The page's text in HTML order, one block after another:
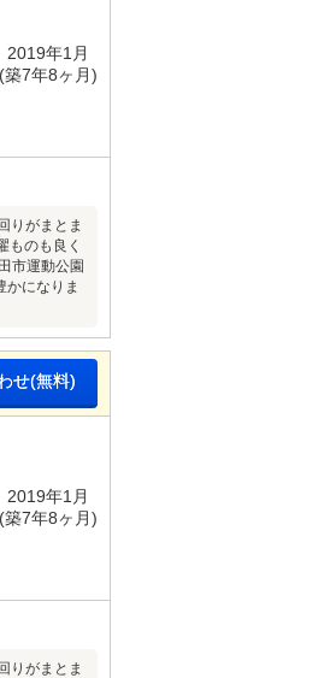
2019年1月
(築7年8ヶ月)
りがまとま
ものも良く
市運動公園
になりま
せ(無料)
2019年1月
(築7年8ヶ月)
りがまとま